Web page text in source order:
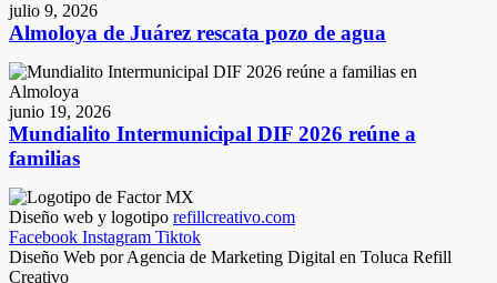
julio 9, 2026
Almoloya de Juárez rescata pozo de agua
junio 19, 2026
Mundialito Intermunicipal DIF 2026 reúne a
familias
Diseño web y logotipo refillcreativo.com
Facebook Instagram Tiktok
Diseño Web por Agencia de Marketing Digital en Toluca Refill
Creativo